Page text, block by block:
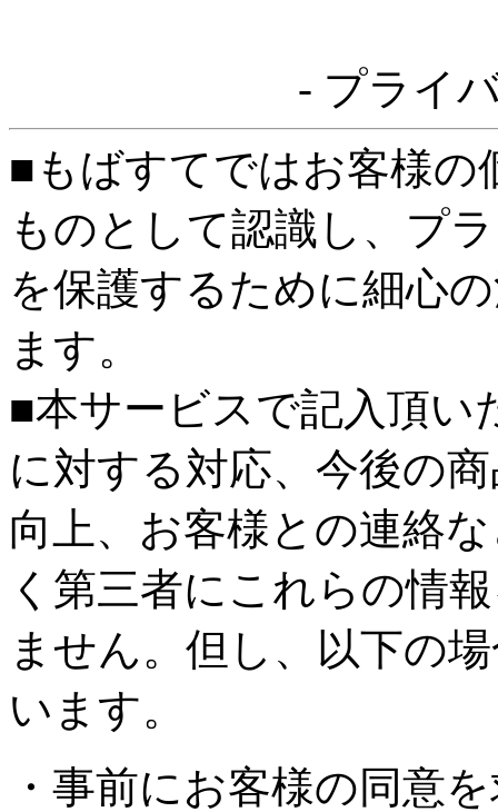
- プライ
■もばすてではお客様の
ものとして認識し、プ
を保護するために細心
ます。
■本サービスで記入頂い
に対する対応、今後の
向上、お客様との連絡
く第三者にこれらの情
ません。但し、以下の
います。
・事前にお客様の同意